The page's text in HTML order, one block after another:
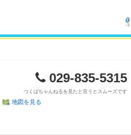
内
索
029-835-5315
つくばちゃんねるを見たと言うとスムーズです
地図を見る